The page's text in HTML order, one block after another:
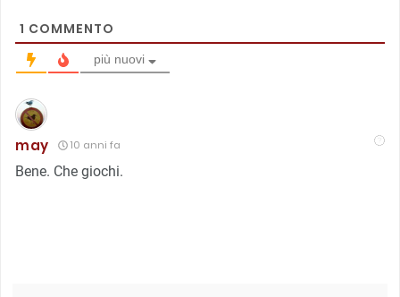
1 COMMENTO
più nuovi
may 10 anni fa
Bene. Che giochi.